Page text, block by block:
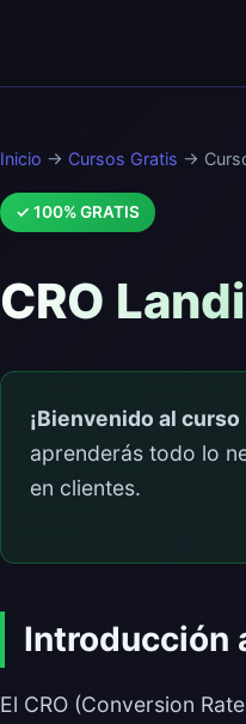
Inicio → Cursos Gratis →
✓ 100% GRATIS
CRO
¡Bienvenido al
aprenderás todo lo
en clientes.
Introducción
El CRO (Conversion